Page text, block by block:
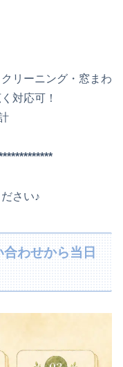
リーニング・窓まわ
対応可！
さい♪
わせから当日